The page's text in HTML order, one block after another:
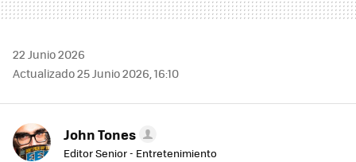
22 Junio 2026
Actualizado 25 Junio 2026, 16:10
John Tones
Editor Senior - Entretenimiento